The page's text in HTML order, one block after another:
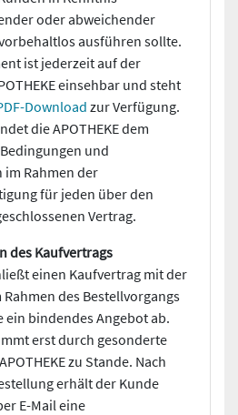
oder abweichender
ausführen sollte.
ist jederzeit auf der
einsehbar und steht
Download zur Verfügung.
die APOTHEKE dem
und
Rahmen der
für jeden über den
Vertrag.
des Kaufvertrags
einen Kaufvertrag mit der
Rahmen des Bestellvorgangs
ein bindendes Angebot ab.
erst durch gesonderte
zu Stande. Nach
erhält der Kunde
E-Mail eine